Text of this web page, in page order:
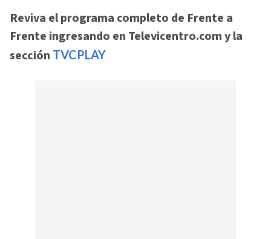
Reviva el programa completo de Frente a
Frente ingresando en Televicentro.com y la
sección TVCPLAY